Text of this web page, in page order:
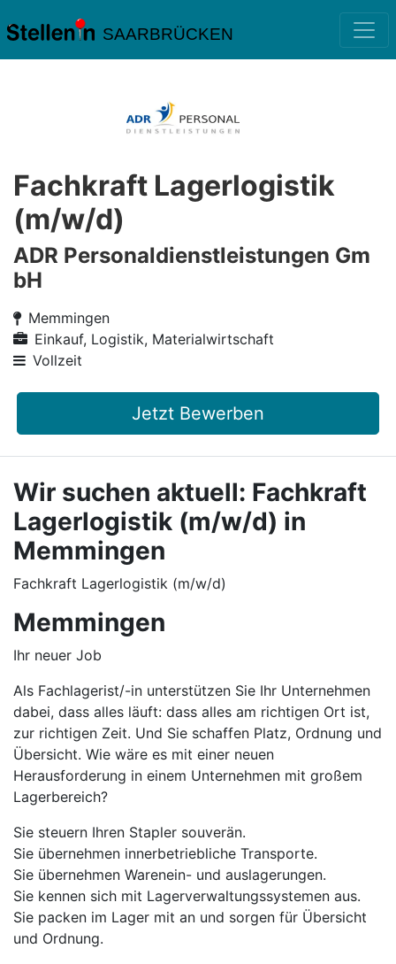
SAARBRÜCKEN
Fachkraft Lagerlogistik
(m/w/d)
ADR Personaldienstleistungen Gm
bH
Memmingen
Einkauf, Logistik, Materialwirtschaft
Vollzeit
Jetzt Bewerben
Wir suchen aktuell: Fachkraft
Lagerlogistik (m/w/d) in
Memmingen
Fachkraft Lagerlogistik (m/w/d)
Memmingen
Ihr neuer Job
Als Fachlagerist/-in unterstützen Sie Ihr Unternehmen
dabei, dass alles läuft: dass alles am richtigen Ort ist,
zur richtigen Zeit. Und Sie schaffen Platz, Ordnung und
Übersicht. Wie wäre es mit einer neuen
Herausforderung in einem Unternehmen mit großem
Lagerbereich?
Sie steuern Ihren Stapler souverän.
Sie übernehmen innerbetriebliche Transporte.
Sie übernehmen Warenein- und auslagerungen.
Sie kennen sich mit Lagerverwaltungssystemen aus.
Sie packen im Lager mit an und sorgen für Übersicht
und Ordnung.